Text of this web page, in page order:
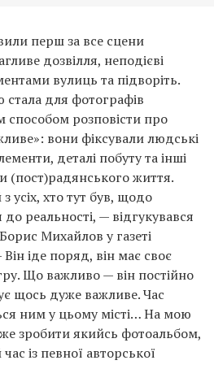
перш за все сцени
дозвілля, неподієві
вулиць та підворіть.
для фотографів
розповісти про
вони фіксували людські
деталі побуту та інші
(пост)радянського життя.
усіх, хто тут був, щодо
реальності, — відгукувався
Михайлов у газеті
іде поряд, він має своє
Що важливо — він постійно
щось дуже важливе. Час
ним у цьому місті… На мою
зробити якийсь фотоальбом,
із певної авторської